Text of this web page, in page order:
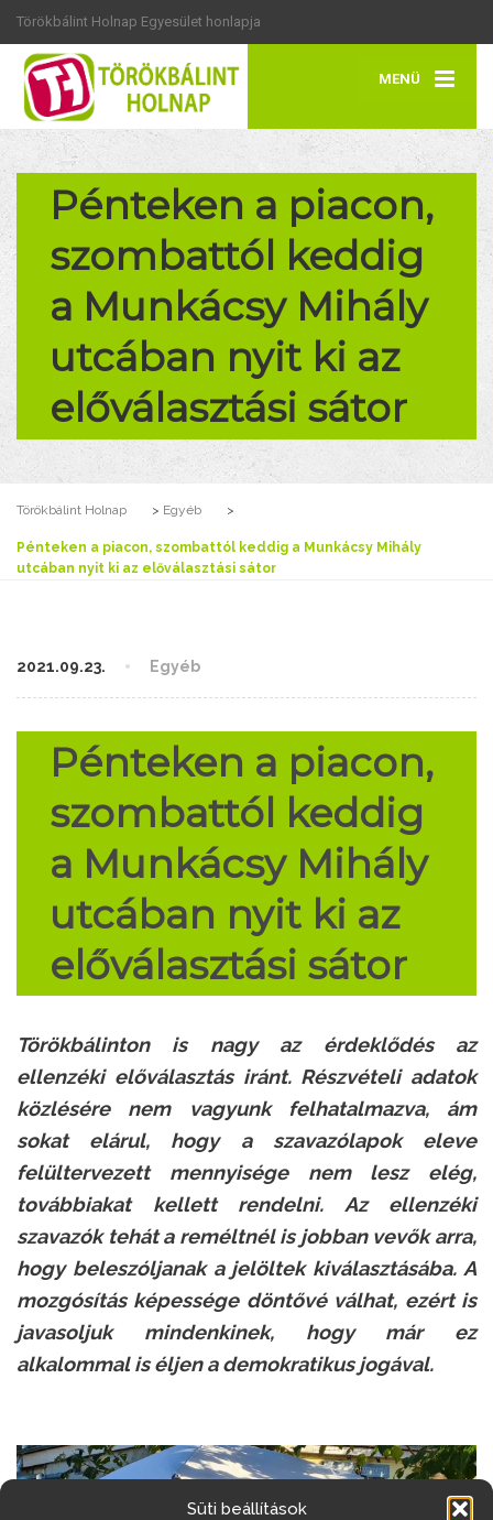
Süti beállítások
Törökbálint Holnap Egyesület honlapja
MENÜ
Pénteken a piacon,
szombattól keddig
a Munkácsy Mihály
utcában nyit ki az
előválasztási sátor
Törökbálint Holnap > Egyéb >
Pénteken a piacon, szombattól keddig a Munkácsy Mihály
utcában nyit ki az előválasztási sátor
2021.09.23. Egyéb
Pénteken a piacon,
szombattól keddig
a Munkácsy Mihály
utcában nyit ki az
előválasztási sátor
Törökbálinton is nagy az érdeklődés az
ellenzéki előválasztás iránt. Részvételi adatok
közlésére nem vagyunk felhatalmazva, ám
sokat elárul, hogy a szavazólapok eleve
felültervezett mennyisége nem lesz elég,
továbbiakat kellett rendelni. Az ellenzéki
szavazók tehát a reméltnél is jobban vevők arra,
hogy beleszóljanak a jelöltek kiválasztásába. A
mozgósítás képessége döntővé válhat, ezért is
javasoljuk mindenkinek, hogy már ez
alkalommal is éljen a demokratikus jogával.